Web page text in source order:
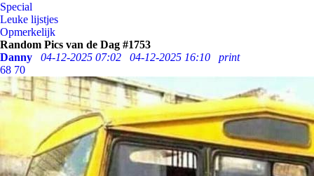
Special
Leuke lijstjes
Opmerkelijk
Random Pics van de Dag #1753
Danny
04-12-2025 07:02 04-12-2025 16:10
print
68 70